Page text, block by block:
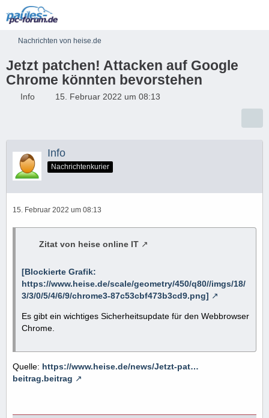
Nachrichten von heise.de
Jetzt patchen! Attacken auf Google
Chrome könnten bevorstehen
Info 15. Februar 2022 um 08:13
Info
Nachrichtenkurier
15. Februar 2022 um 08:13
Zitat von heise online IT
[Blockierte Grafik:
https://www.heise.de/scale/geometry/450/q80//imgs/18/
3/3/0/5/4/6/9/chrome3-87c53cbf473b3cd9.png]
Es gibt ein wichtiges Sicherheitsupdate für den Webbrowser
Chrome.
Quelle: https://www.heise.de/news/Jetzt-pat…
beitrag.beitrag